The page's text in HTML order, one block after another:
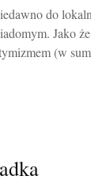
do
Jako
(w